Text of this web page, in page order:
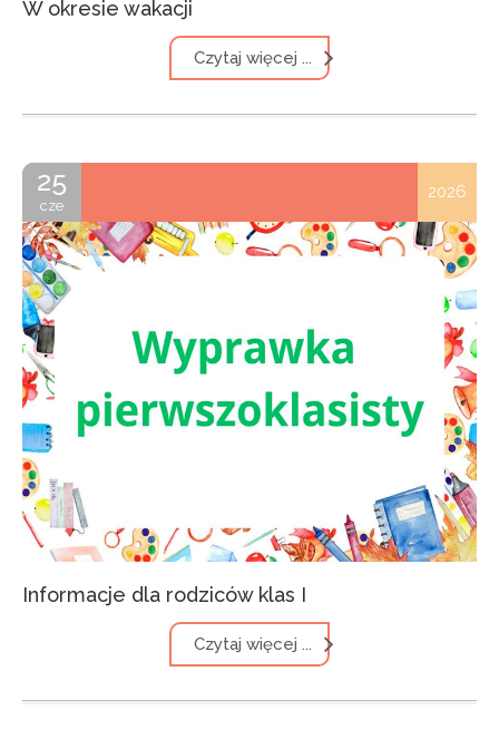
W okresie wakacji
Czytaj więcej ...
25
cze
2026
Informacje dla rodziców klas I
Czytaj więcej ...